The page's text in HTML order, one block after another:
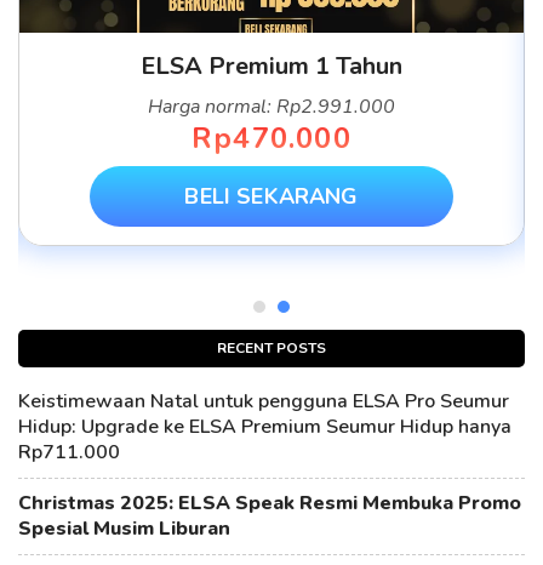
RECENT POSTS
Keistimewaan Natal untuk pengguna ELSA Pro Seumur
Hidup: Upgrade ke ELSA Premium Seumur Hidup hanya
Rp711.000
Christmas 2025: ELSA Speak Resmi Membuka Promo
Spesial Musim Liburan
ELSA Premium 1 Tahun
Harga normal: Rp2.991.000
Rp470.000
BELI SEKARANG